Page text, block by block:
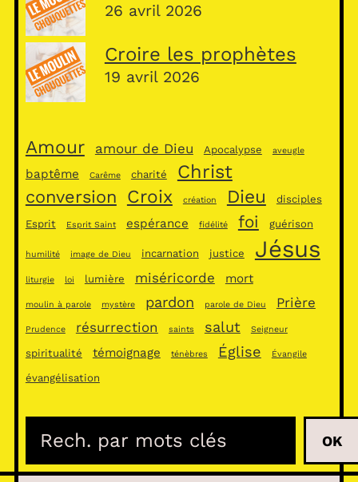
26 avril 2026
Croire les prophètes
19 avril 2026
Amour amour de Dieu Apocalypse aveugle
baptême Carême charité Christ
conversion Croix création Dieu disciples
Esprit Esprit Saint espérance fidélité foi guérison
humilité image de Dieu incarnation justice Jésus
liturgie loi lumière miséricorde mort
moulin à parole mystère pardon parole de Dieu Prière
Prudence résurrection saints salut Seigneur
spiritualité témoignage ténèbres Église Évangile
évangélisation
c
OK